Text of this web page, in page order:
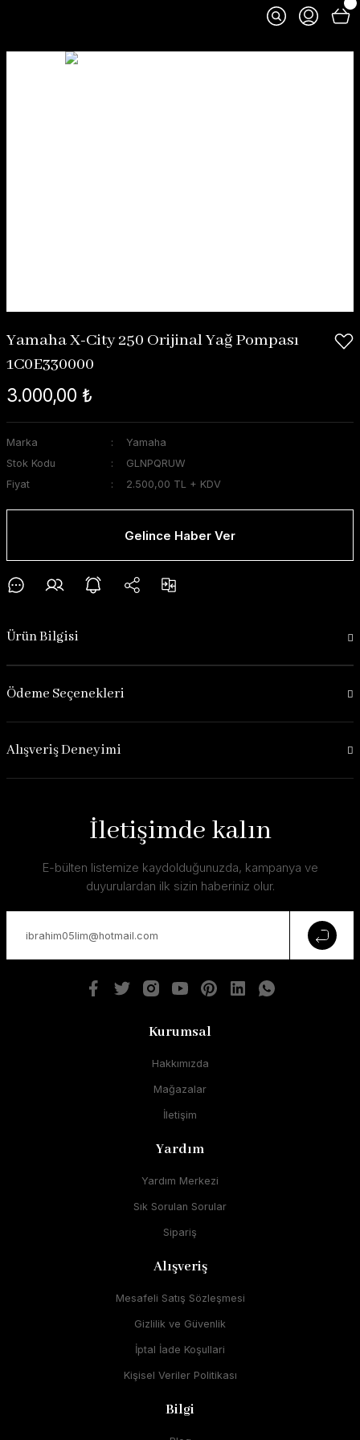
Yamaha X-City 250 Orijinal Yağ Pompası
1C0E330000
3.000,00 ₺
Marka
Yamaha
Stok Kodu
GLNPQRUW
Fiyat
2.500,00 TL + KDV
Gelince Haber Ver
Ürün Bilgisi
Ödeme Seçenekleri
Alışveriş Deneyimi
İletişimde kalın
E-bülten listemize kaydolduğunuzda, kampanya ve
duyurulardan ilk sizin haberiniz olur.
Kurumsal
Hakkımızda
Mağazalar
İletişim
Yardım
Yardım Merkezi
Sık Sorulan Sorular
Sipariş
Alışveriş
Mesafeli Satış Sözleşmesi
Gizlilik ve Güvenlik
İptal İade Koşullari
Kişisel Veriler Politikası
Bilgi